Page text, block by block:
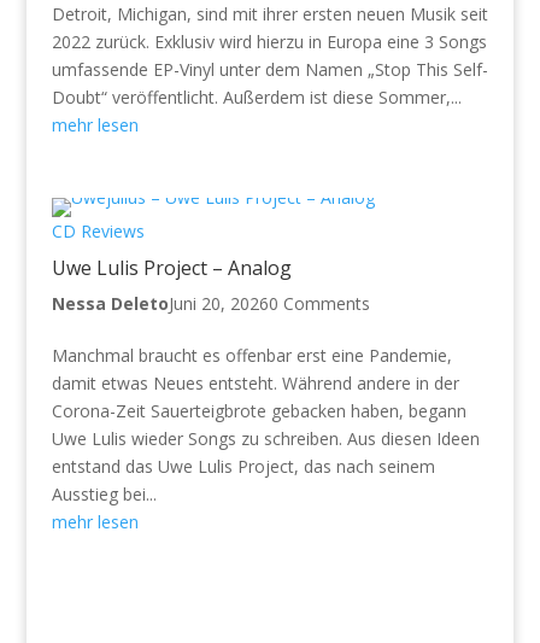
Detroit, Michigan, sind mit ihrer ersten neuen Musik seit
2022 zurück. Exklusiv wird hierzu in Europa eine 3 Songs
umfassende EP-Vinyl unter dem Namen „Stop This Self-
Doubt“ veröffentlicht. Außerdem ist diese Sommer,...
mehr lesen
CD Reviews
Uwe Lulis Project – Analog
Nessa DeletoJuni 20, 20260 Comments
Manchmal braucht es offenbar erst eine Pandemie,
damit etwas Neues entsteht. Während andere in der
Corona-Zeit Sauerteigbrote gebacken haben, begann
Uwe Lulis wieder Songs zu schreiben. Aus diesen Ideen
entstand das Uwe Lulis Project, das nach seinem
Ausstieg bei...
mehr lesen